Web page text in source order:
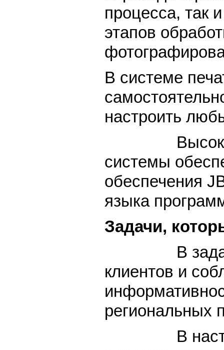
процесса, так
этапов
В системе
настроить
Высокая
системы
обеспечения
языка
Задачи,
В задачи
клиентов и
региональных
В